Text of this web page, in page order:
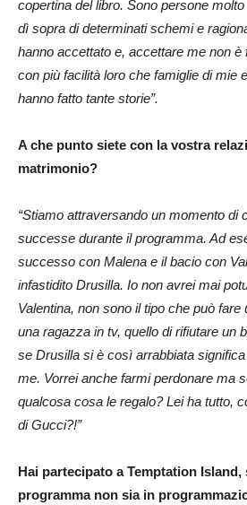
copertina del libro. Sono persone
dì sopra di determinati schemi e
hanno accettato e, accettare me non
con più facilità loro che famiglie di mie
hanno fatto tante storie”.
A che punto siete con la vostra
matrimonio?
“Stiamo attraversando un momento di
successe durante il programma. Ad
successo con Malena e il bacio con
infastidito Drusilla. Io non avrei mai
Valentina, non sono il tipo che può fare
una ragazza in tv, quello di rifiutare un
se Drusilla si è così arrabbiata
me. Vorrei anche farmi perdonare ma
qualcosa cosa le regalo? Lei ha tutto,
di Gucci?!”
Hai partecipato a Temptation
programma non sia in